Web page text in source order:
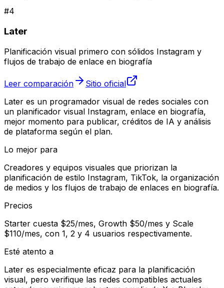
#4
Later
Planificación visual primero con sólidos Instagram y
flujos de trabajo de enlace en biografía
Leer comparación
Sitio oficial
Later es un programador visual de redes sociales con
un planificador visual Instagram, enlace en biografía,
mejor momento para publicar, créditos de IA y análisis
de plataforma según el plan.
Lo mejor para
Creadores y equipos visuales que priorizan la
planificación de estilo Instagram, TikTok, la organización
de medios y los flujos de trabajo de enlaces en biografía.
Precios
Starter cuesta $25/mes, Growth $50/mes y Scale
$110/mes, con 1, 2 y 4 usuarios respectivamente.
Esté atento a
Later es especialmente eficaz para la planificación
visual, pero verifique las redes compatibles actuales